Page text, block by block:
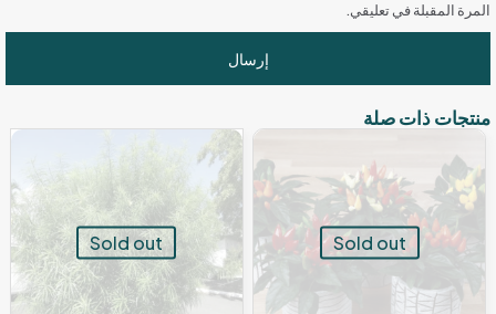
المرة المقبلة في تعليقي.
منتجات ذات صلة
Sold out
Sold out